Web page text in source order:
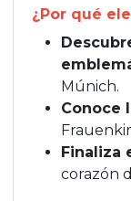
¿Por qué
Múnich.
Conoce
Finaliza
corazón